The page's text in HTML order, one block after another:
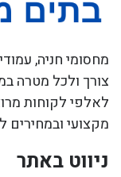
מחסומי חניה,
צורך ולכל מטרה
לאלפי לקוחות
מקצועי ובמחירים
ניווט באתר